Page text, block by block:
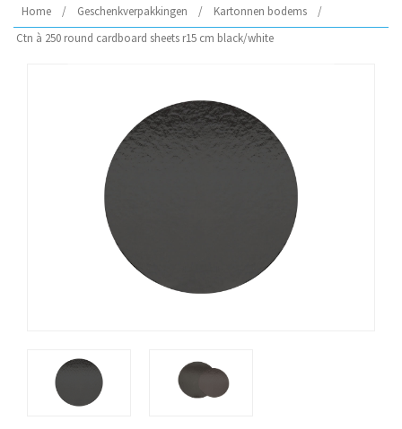
Home / Geschenkverpakkingen / Kartonnen bodems
/
Ctn à 250 round cardboard sheets r15 cm black/white